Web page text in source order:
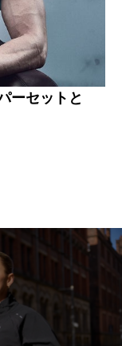
ーセットと